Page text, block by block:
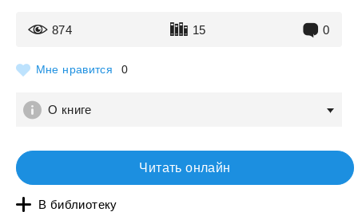
874 15 0
Мне нравится 0
О книге
Читать онлайн
В библиотеку